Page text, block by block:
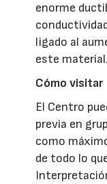
enorme
ligado al
este material.
Cómo visitar
El Centro
previa en
como
de todo lo